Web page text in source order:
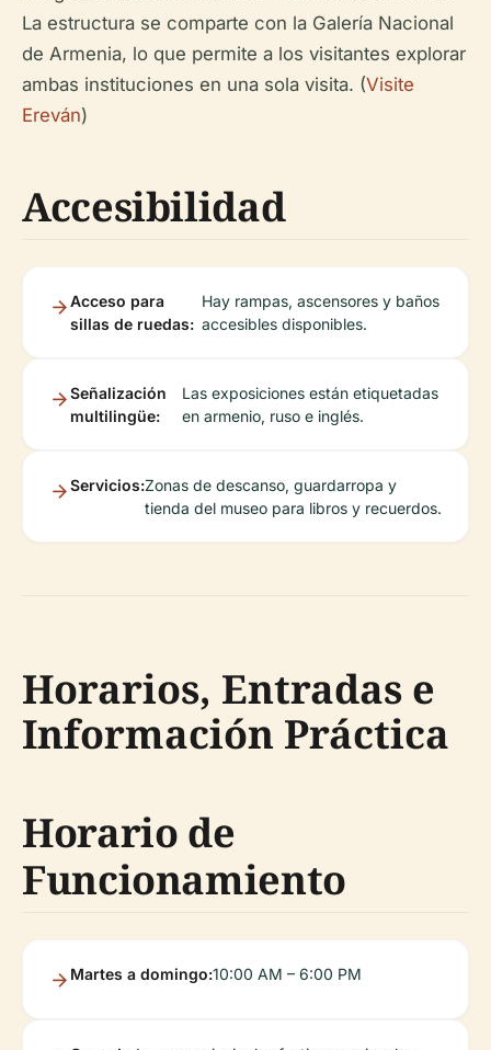
La estructura se comparte con la Galería Nacional
de Armenia, lo que permite a los visitantes explorar
ambas instituciones en una sola visita. (Visite
Ereván)
Accesibilidad
Acceso para
sillas de ruedas:
Hay rampas, ascensores y baños
accesibles disponibles.
Señalización
multilingüe:
Las exposiciones están etiquetadas
en armenio, ruso e inglés.
Servicios:Zonas de descanso, guardarropa y
tienda del museo para libros y recuerdos.
Horarios, Entradas e
Información Práctica
Horario de
Funcionamiento
Martes a domingo:10:00 AM – 6:00 PM